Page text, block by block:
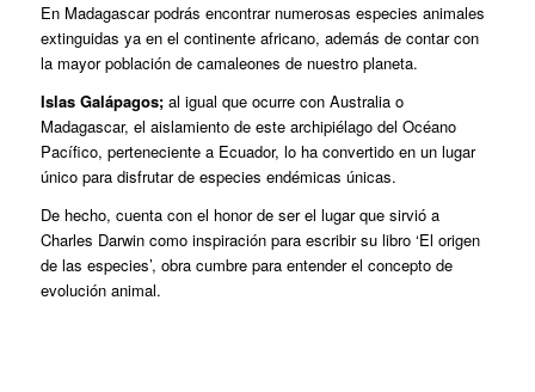
En Madagascar podrás encontrar numerosas especies animales
extinguidas ya en el continente africano, además de contar con
la mayor población de camaleones de nuestro planeta.
Islas Galápagos;al igual que ocurre con Australia o
Madagascar, el aislamiento de este archipiélago del Océano
Pacífico, perteneciente a Ecuador, lo ha convertido en un lugar
único para disfrutar de especies endémicas únicas.
De hecho, cuenta con el honor de ser el lugar que sirvió a
Charles Darwin como inspiración para escribir su libro ‘El origen
de las especies’, obra cumbre para entender el concepto de
evolución animal.